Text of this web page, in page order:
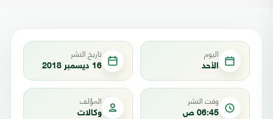
اليوم
الأحد
تاريخ النشر
16 ديسمبر 2018
وقت النشر
06:45 ص
المؤلف
وكالات